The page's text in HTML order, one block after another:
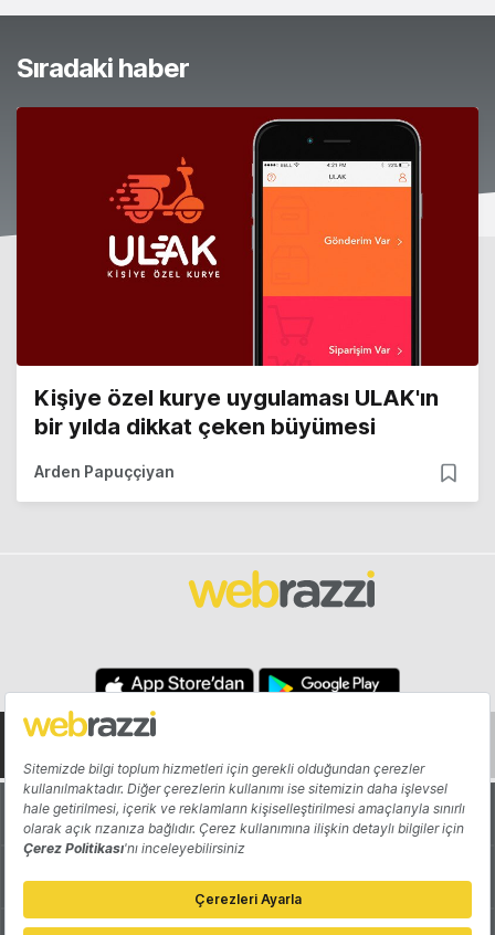
Sıradaki haber
Kişiye özel kurye uygulaması ULAK'ın
bir yılda dikkat çeken büyümesi
Arden Papuççiyan
Hakkında Yazarlar
Katkıda Bulun Reklam